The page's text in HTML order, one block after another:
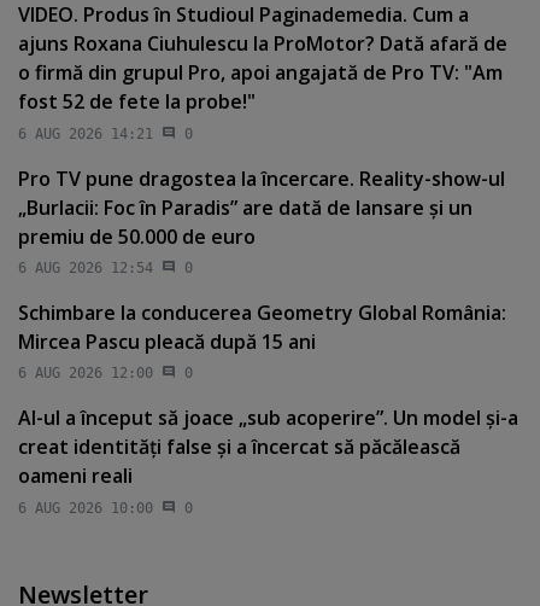
VIDEO. Produs în Studioul Paginademedia. Cum a
ajuns Roxana Ciuhulescu la ProMotor? Dată afară de
o firmă din grupul Pro, apoi angajată de Pro TV: "Am
fost 52 de fete la probe!"
6 AUG 2026 14:21 0
Pro TV pune dragostea la încercare. Reality-show-ul
„Burlacii: Foc în Paradis” are dată de lansare şi un
premiu de 50.000 de euro
6 AUG 2026 12:54 0
Schimbare la conducerea Geometry Global România:
Mircea Pascu pleacă după 15 ani
6 AUG 2026 12:00 0
AI-ul a început să joace „sub acoperire”. Un model şi-a
creat identităţi false şi a încercat să păcălească
oameni reali
6 AUG 2026 10:00 0
Newsletter